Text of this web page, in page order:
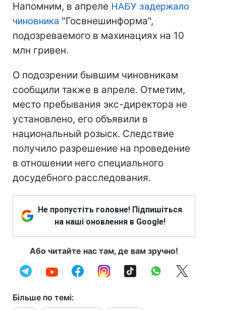
Напомним, в апреле НАБУ задержало
чиновника "Госвнешинформа",
подозреваемого в махинациях на 10
млн гривен.
О подозрении бывшим чиновникам
сообщили также в апреле. Отметим,
место пребывания экс-директора не
установлено, его объявили в
национальный розыск. Следствие
получило разрешение на проведение
в отношении него специального
досудебного расследования.
Не пропустіть головне! Підпишіться
на наші оновлення в Google!
Або читайте нас там, де вам зручно!
Більше по темі: